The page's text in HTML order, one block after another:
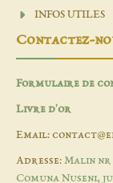
INFOS UTILES
Contactez-
Formulaire de
Livre d'or
Email:
Adresse: Malin nr
Comuna Nuseni,